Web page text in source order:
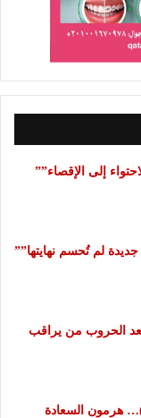
“الإعلام بعد الحروب من يراقب